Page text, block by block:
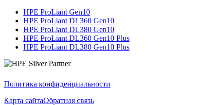
HPE ProLiant Gen10
HPE ProLiant DL360 Gen10
HPE ProLiant DL380 Gen10
HPE ProLiant DL360 Gen10 Plus
HPE ProLiant DL380 Gen10 Plus
Политика конфиденциальности
Карта сайтаОбратная связь